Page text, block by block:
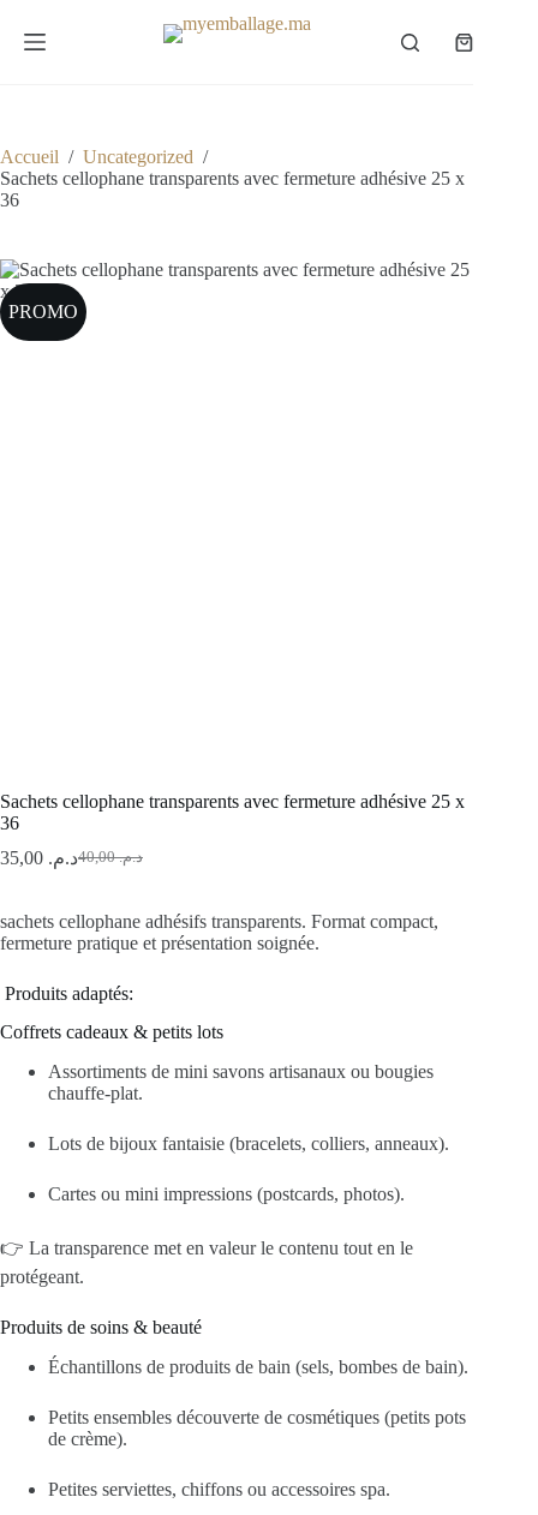
contenu
Panier
Accueil / Uncategorized /
Sachets cellophane transparents avec fermeture adhésive 25 x
36
PROMO
Sachets cellophane transparents avec fermeture adhésive 25 x
36
د.م.40,00
Le
était :
د.م. 40,00.
د.م.Le
est :
د.م. 35,00.
sachets cellophane adhésifs transparents. Format compact,
fermeture pratique et présentation soignée.
Produits adaptés:
Coffrets cadeaux & petits lots
Assortiments de mini savons artisanaux ou bougies
chauffe‑plat.
Lots de bijoux fantaisie (bracelets, colliers, anneaux).
Cartes ou mini impressions (postcards, photos).
👉 La transparence met en valeur le contenu tout en le
protégeant.
Produits de soins & beauté
Échantillons de produits de bain (sels, bombes de bain).
Petits ensembles découverte de cosmétiques (petits pots
de crème).
Petites serviettes, chiffons ou accessoires spa.